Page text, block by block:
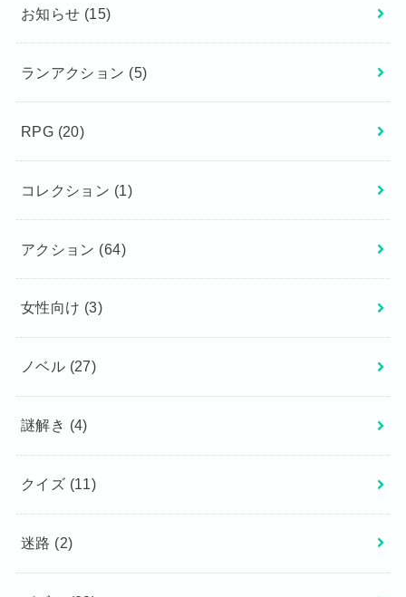
お知らせ (15)
ランアクション (5)
RPG (20)
コレクション (1)
アクション (64)
女性向け (3)
ノベル (27)
謎解き (4)
クイズ (11)
迷路 (2)